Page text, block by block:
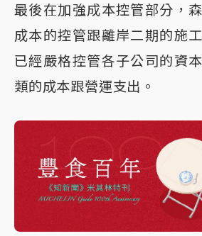
最後在加強成本控管部分，
成本的控管跟離岸二期的施
已經嚴格控管各子公司的資
類的成本跟營運支出。